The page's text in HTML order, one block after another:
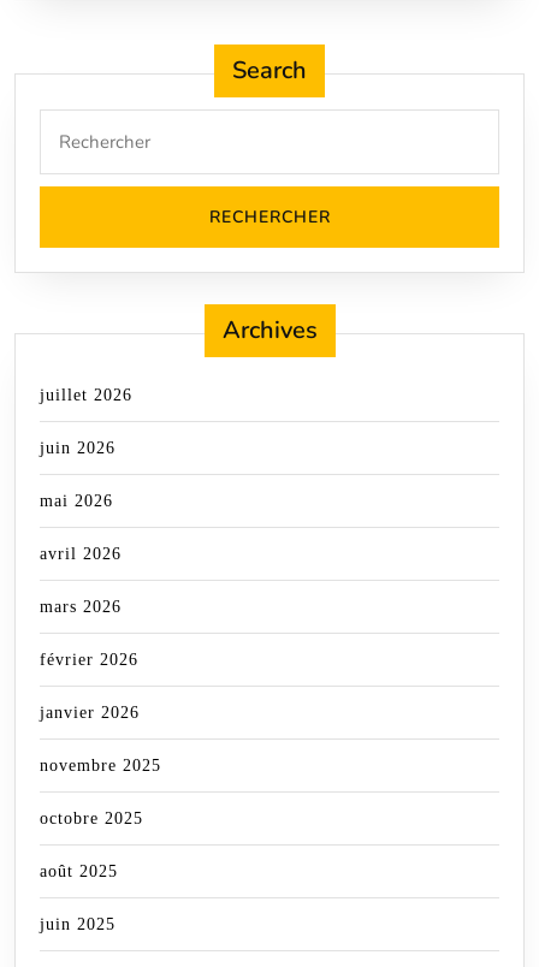
Search
for:
Archives
juillet 2026
juin 2026
mai 2026
avril 2026
mars 2026
février 2026
janvier 2026
novembre 2025
octobre 2025
août 2025
juin 2025